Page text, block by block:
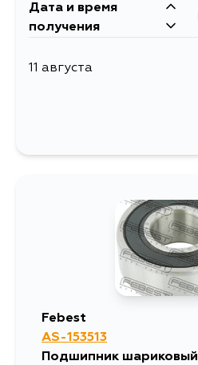
Дата и время
получения
11 августа
Febest
AS-153513
Подшипник шариковый